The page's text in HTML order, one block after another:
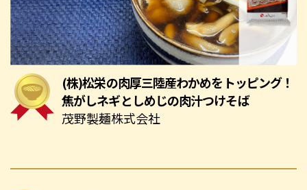
(株)松栄の肉厚三陸産わかめをトッピング！
焦がしネギとしめじの肉汁つけそば
茂野製麺株式会社